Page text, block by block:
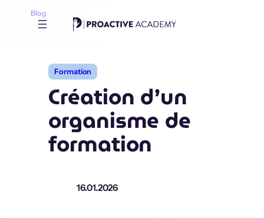
Blog
Formation
Création d’un
organisme de
formation
16.01.2026